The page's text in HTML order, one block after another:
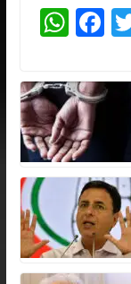
W
at
s
A
p
p
F
e
b
o
k